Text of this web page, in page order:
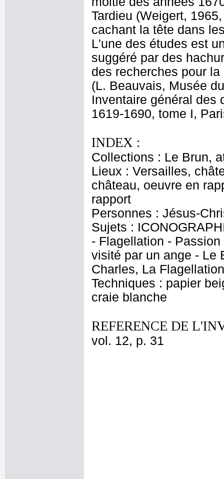
Tardieu (Weigert,
cachant la tête dans
L'une des études est
suggéré par des
des recherches pour
(L. Beauvais, Musée
Inventaire général des
1619-1690, tome I,
INDEX :
Collections : Le Brun,
Lieux : Versailles,
château, oeuvre en
rapport
Personnes : Jésus-
Sujets :
- Flagellation -
visité par un ange - Le
Charles, La Flagellation
Techniques : papier
craie blanche
REFERENCE DE
vol. 12, p. 31